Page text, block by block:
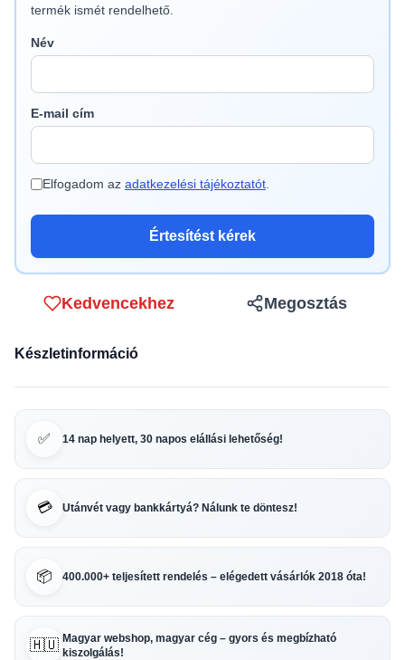
termék ismét rendelhető.
Név
E-mail cím
Elfogadom az adatkezelési tájékoztatót
Értesítést kérek
Kedvencekhez Megosztás
Készletinformáció
✅ 14 nap helyett, 30 napos elállási lehetőség!
💳 Utánvét vagy bankkártyá? Nálunk te döntesz!
📦 400.000+ teljesített rendelés – elégedett vásárlók 2018 óta!
🇭🇺 Magyar webshop, magyar cég – gyors és megbízható
kiszolgálás!